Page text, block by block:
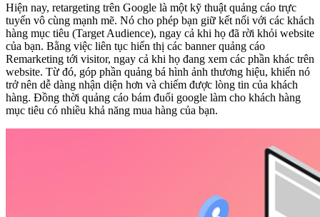
Hiện nay, retargeting trên Google là một kỹ thuật quảng cáo trực
tuyến vô cùng mạnh mẽ. Nó cho phép bạn giữ kết nối với các khách
hàng mục tiêu (Target Audience), ngay cả khi họ đã rời khỏi website
của bạn. Bằng việc liên tục hiển thị các banner quảng cáo
Remarketing tới visitor, ngay cả khi họ đang xem các phần khác trên
website. Từ đó, góp phần quảng bá hình ảnh thương hiệu, khiến nó
trở nên dễ dàng nhận diện hơn và chiếm được lòng tin của khách
hàng. Đồng thời quảng cáo bám đuổi google làm cho khách hàng
mục tiêu có nhiều khả năng mua hàng của bạn.